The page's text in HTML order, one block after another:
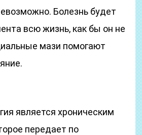
Болезнь будет
всю жизнь, как бы он не
мази помогают
является хроническим
передает по